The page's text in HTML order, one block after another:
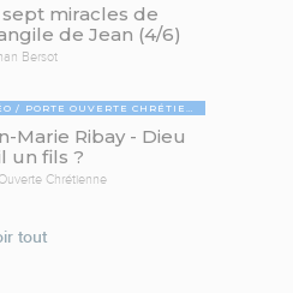
sept miracles de
de Jean (4/6)
Bersot
PORTE OUVERTE CHRÉTIENNE
Marie Ribay - Dieu
un fils ?
Chrétienne
tout